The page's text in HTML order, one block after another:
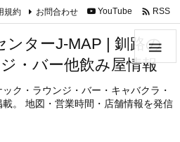
ンターJ-MAP | 釧路の
・バー他飲み屋情報
ク・ラウンジ・バー・キャバクラ・
。 地図・営業時間・店舗情報を発信

規約 お問合わせ YouTube  RSS